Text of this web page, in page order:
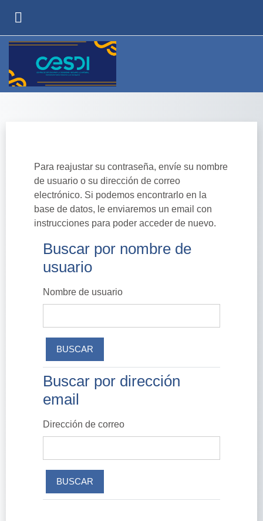
Para reajustar su contraseña, envíe su nombre
de usuario o su dirección de correo
electrónico. Si podemos encontrarlo en la
base de datos, le enviaremos un email con
instrucciones para poder acceder de nuevo.
Buscar por nombre de usuario
Buscar por nombre de
usuario
Nombre de usuario
Buscar por dirección email
Buscar por dirección
email
Dirección de correo